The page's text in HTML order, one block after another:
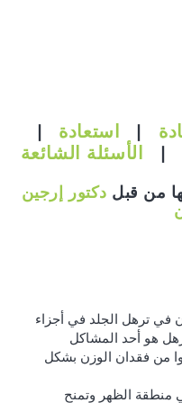
| استعادة
|
| الأسئلة الشائعة
من قبل دكتور إرجين
في ترهل الجلد في أجزاء
هو أحد المشاكل
من فقدان الوزن بشكل
منطقة الظهر وتمنح